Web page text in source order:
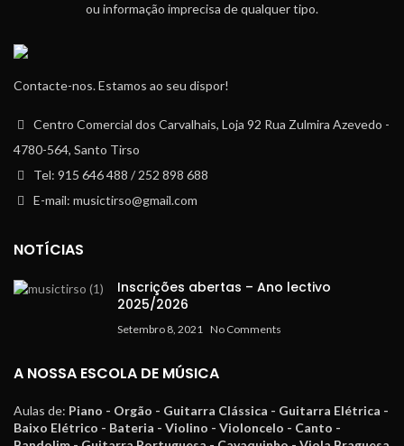
ou informação imprecisa de qualquer tipo.
Contacte-nos. Estamos ao seu dispor!
Centro Comercial dos Carvalhais, Loja 92 Rua Zulmira Azevedo -
4780-564, Santo Tirso
Tel: 915 646 488 / 252 898 688
E-mail: musictirso@gmail.com
NOTÍCIAS
Inscrições abertas – Ano lectivo
2025/2026
Setembro 8, 2021 No Comments
A NOSSA ESCOLA DE MÚSICA
Aulas de: Piano - Orgão - Guitarra Clássica - Guitarra Elétrica -
Baixo Elétrico - Bateria - Violino - Violoncelo - Canto -